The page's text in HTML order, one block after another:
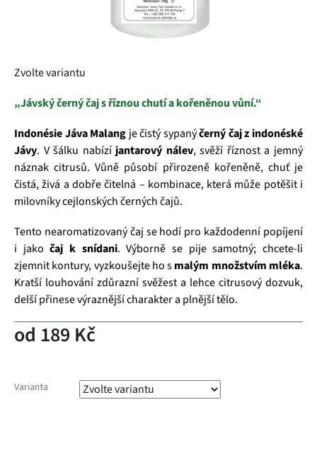
od 189 Kč
Zvolte variantu
Varianta
„Jávský černý čaj s říznou chutí a kořeněnou vůní.“
Indonésie Jáva Malang je čistý sypanýčerný čaj z indonéské
Jávy. V šálku nabízí jantarový nálev, svěží říznost a jemný
náznak citrusů. Vůně působí přirozeně kořeněně, chuť je
čistá, živá a dobře čitelná – kombinace, která může potěšit i
milovníky cejlonských černých čajů.
Tento nearomatizovaný čaj se hodí pro každodenní popíjení
i jakočaj k snídani. Výborně se pije samotný; chcete‑li
zjemnit kontury, vyzkoušejte ho smalým množstvím mléka.
Kratší louhování zdůrazní svěžest a lehce citrusový dozvuk,
delší přinese výraznější charakter a plnější tělo.